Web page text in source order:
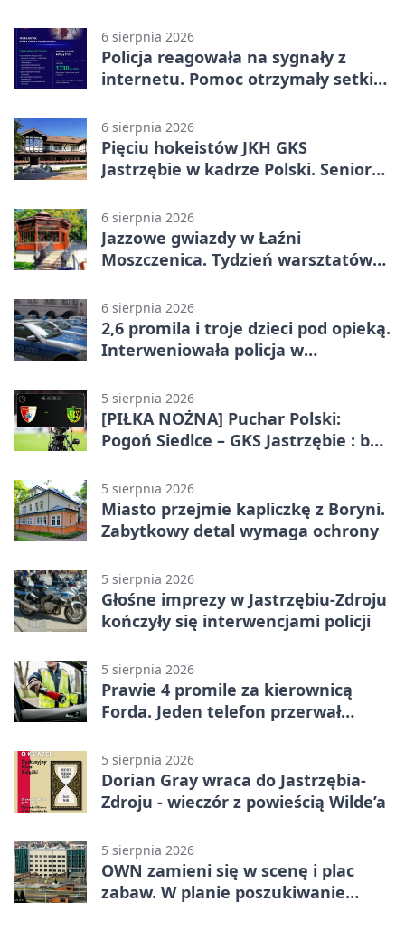
6 sierpnia 2026
Policja reagowała na sygnały z
internetu. Pomoc otrzymały setki
6 sierpnia 2026
Pięciu hokeistów JKH GKS
Jastrzębie w kadrze Polski. Seniorzy
6 sierpnia 2026
Jazzowe gwiazdy w Łaźni
Moszczenica. Tydzień warsztatów
6 sierpnia 2026
2,6 promila i troje dzieci pod opieką.
Interweniowała policja w
5 sierpnia 2026
[PIŁKA NOŻNA] Puchar Polski:
Pogoń Siedlce – GKS Jastrzębie : bez
5 sierpnia 2026
Miasto przejmie kapliczkę z Boryni.
Zabytkowy detal wymaga ochrony
5 sierpnia 2026
Głośne imprezy w Jastrzębiu-Zdroju
kończyły się interwencjami policji
5 sierpnia 2026
Prawie 4 promile za kierownicą
Forda. Jeden telefon przerwał
5 sierpnia 2026
Dorian Gray wraca do Jastrzębia-
Zdroju - wieczór z powieścią Wilde’a
5 sierpnia 2026
OWN zamieni się w scenę i plac
zabaw. W planie poszukiwanie